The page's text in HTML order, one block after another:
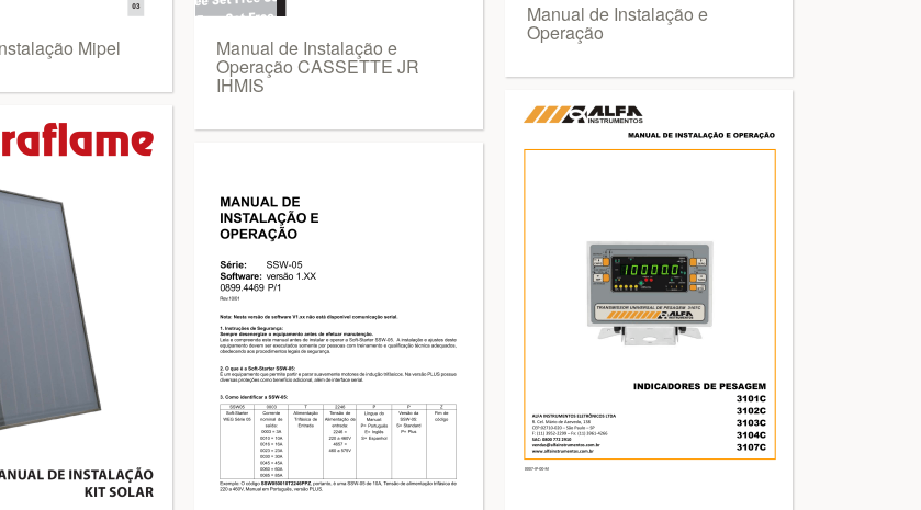
Mipel Manual de Instalação e
Operação CASSETTE JR
IHMIS
Manual de Instalação e
Operação